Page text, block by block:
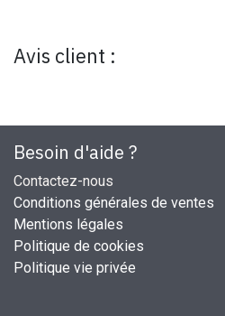
Avis client :
Besoin d'aide ?
Contactez-nous
Conditions générales de ventes
Mentions légales
Politique de cookies
Politique vie privée